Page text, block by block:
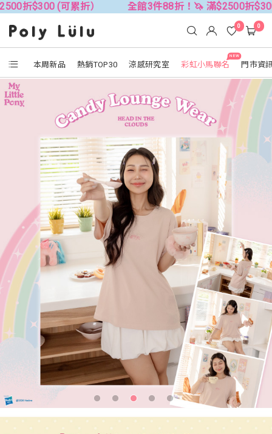
可累折） 全館3件88折！🦄 滿$2500折$300 (可累折）
本周新品 熱銷TOP30 涼感研究室
NEW
彩虹小馬聯名 門市資
0 0